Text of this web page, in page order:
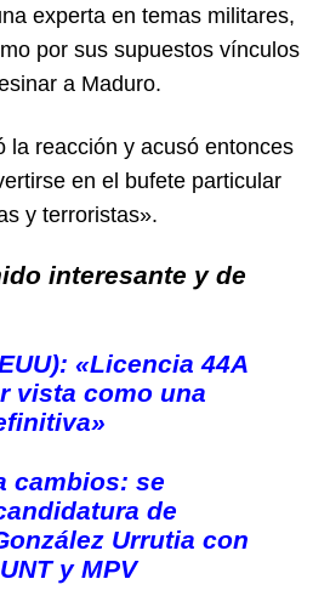
experta en temas militares,
por sus supuestos vínculos
a Maduro.
la reacción y acusó entonces
en el bufete particular
y terroristas».
interesante y de
«Licencia 44A
vista como una
cambios: se
de
Urrutia con
y MPV